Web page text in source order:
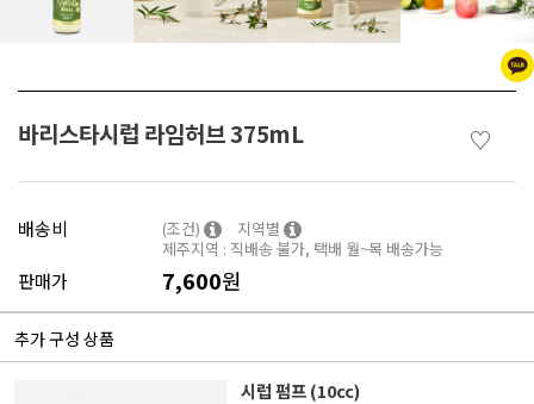
바리스타시럽 라임허브 375mL ♡
배송비 (조건)
지역별
제주지역 : 직배송 불가, 택배 월~목 배송가능
판매가 7,600원
추가 구성 상품
시럽 펌프 (10cc)